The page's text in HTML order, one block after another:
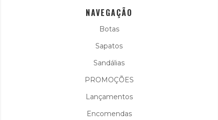
NAVEGAÇÃO
Botas
Sapatos
Sandálias
PROMOÇÕES
Lançamentos
Encomendas